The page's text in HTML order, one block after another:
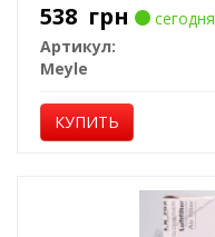
538 грн
сегодня
Артикул:
Meyle
КУПИТЬ